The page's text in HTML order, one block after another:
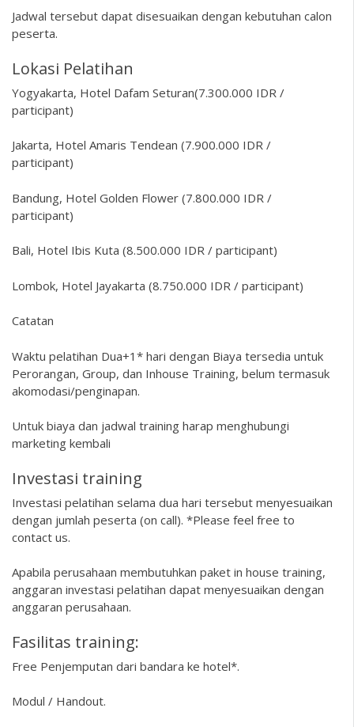
Jadwal tersebut dapat disesuaikan dengan kebutuhan calon
peserta.
Lokasi Pelatihan
Yogyakarta, Hotel Dafam Seturan(7.300.000 IDR /
participant)
Jakarta, Hotel Amaris Tendean (7.900.000 IDR /
participant)
Bandung, Hotel Golden Flower (7.800.000 IDR /
participant)
Bali, Hotel Ibis Kuta (8.500.000 IDR / participant)
Lombok, Hotel Jayakarta (8.750.000 IDR / participant)
Catatan
Waktu pelatihan Dua+1* hari dengan Biaya tersedia untuk
Perorangan, Group, dan Inhouse Training, belum termasuk
akomodasi/penginapan.
Untuk biaya dan jadwal training harap menghubungi
marketing kembali
Investasi training
Investasi pelatihan selama dua hari tersebut menyesuaikan
dengan jumlah peserta (on call). *Please feel free to
contact us.
Apabila perusahaan membutuhkan paket in house training,
anggaran investasi pelatihan dapat menyesuaikan dengan
anggaran perusahaan.
Fasilitas training:
Free Penjemputan dari bandara ke hotel*.
Modul / Handout.